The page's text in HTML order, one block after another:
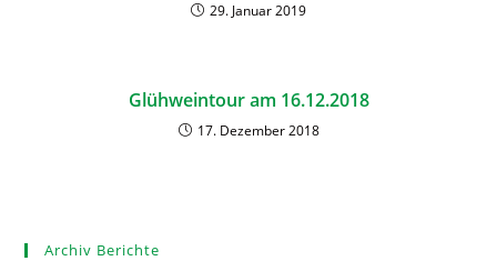
29. Januar 2019
Glühweintour am 16.12.2018
17. Dezember 2018
Archiv Berichte